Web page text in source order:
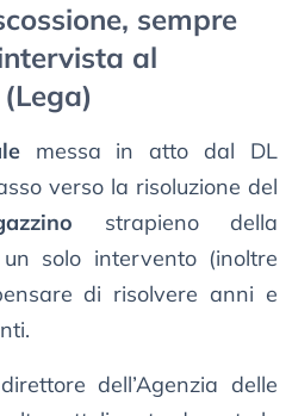
sempre
al
messa in atto dal DL
verso la risoluzione del
strapieno della
solo intervento (inoltre
di risolvere anni e
dell’Agenzia delle